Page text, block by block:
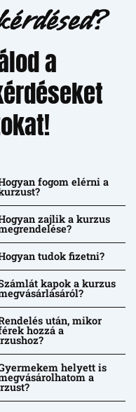
a
fogom elérni a
zajlik a kurzus
tudok fizetni?
kapok a kurzus
után, mikor
hozzá a
helyett is
a